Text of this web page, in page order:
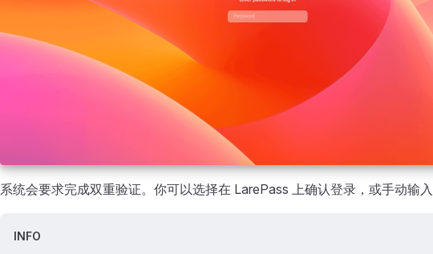
系统会要求完成双重验证。你可以选择在 LarePass 上确认登录，或手动输
INFO